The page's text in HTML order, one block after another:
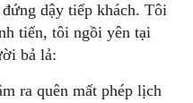
dậy tiếp khách. Tôi
tiến, tôi ngồi yên tại
bả lả:
ra quên mất phép lịch